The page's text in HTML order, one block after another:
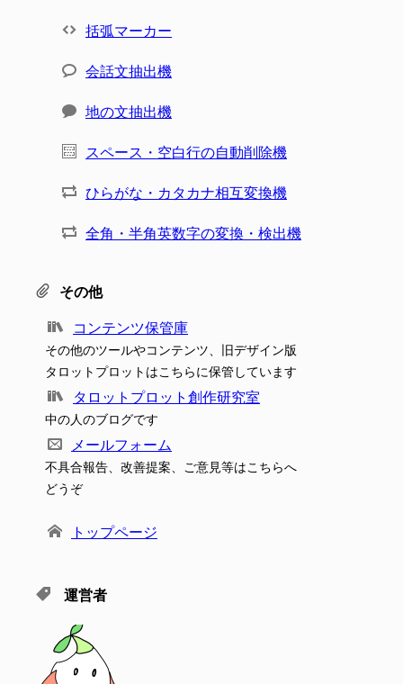
括弧マーカー
会話文抽出機
地の文抽出機
スペース・空白行の自動削除機
ひらがな・カタカナ相互変換機
全角・半角英数字の変換・検出機
その他
コンテンツ保管庫
その他のツールやコンテンツ、旧デザイン版
タロットプロットはこちらに保管しています
タロットプロット創作研究室
中の人のブログです
メールフォーム
不具合報告、改善提案、ご意見等はこちらへ
どうぞ
トップページ
運営者